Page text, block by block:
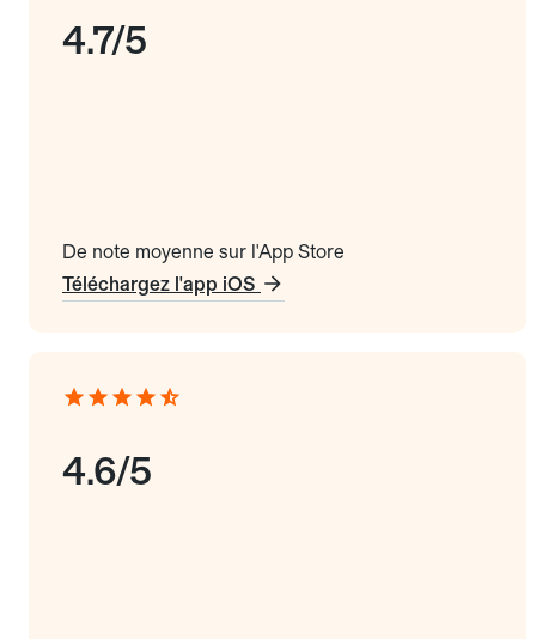
4.7/5
De note moyenne sur l'App Store
Téléchargez l'app iOS
4.6/5